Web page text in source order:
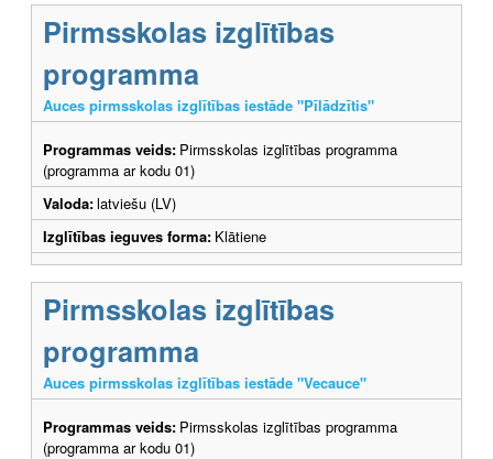
Pirmsskolas izglītības
programma
Auces pirmsskolas izglītības iestāde "Pīlādzītis"
Programmas veids: Pirmsskolas izglītības programma
(programma ar kodu 01)
Valoda:latviešu (LV)
Izglītības ieguves forma: Klātiene
Pirmsskolas izglītības
programma
Auces pirmsskolas izglītības iestāde "Vecauce"
Programmas veids: Pirmsskolas izglītības programma
(programma ar kodu 01)